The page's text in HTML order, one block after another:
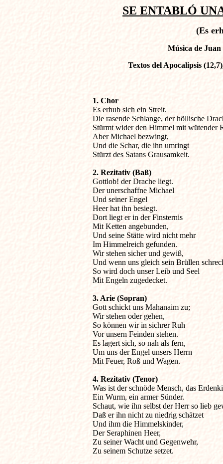
SE ENTABLÓ
(Es
Música de Juan
Textos del Apocalipsis
1. Chor
Es erhub sich ein Streit.
Die rasende Schlange, der höllische
Stürmt wider den Himmel mit wütender
Aber Michael bezwingt,
Und die Schar, die ihn umringt
Stürzt des Satans Grausamkeit.
2. Rezitativ (Baß)
Gottlob! der Drache liegt.
Der unerschaffne Michael
Und seiner Engel
Heer hat ihn besiegt.
Dort liegt er in der Finsternis
Mit Ketten angebunden,
Und seine Stätte wird nicht mehr
Im Himmelreich gefunden.
Wir stehen sicher und gewiß,
Und wenn uns gleich sein Brüllen
So wird doch unser Leib und Seel
Mit Engeln zugedecket.
3. Arie (Sopran)
Gott schickt uns Mahanaim zu;
Wir stehen oder gehen,
So können wir in sichrer Ruh
Vor unsern Feinden stehen.
Es lagert sich, so nah als fern,
Um uns der Engel unsers Herrn
Mit Feuer, Roß und Wagen.
4. Rezitativ (Tenor)
Was ist der schnöde Mensch, das
Ein Wurm, ein armer Sünder.
Schaut, wie ihn selbst der Herr so lieb
Daß er ihn nicht zu niedrig schätzet
Und ihm die Himmelskinder,
Der Seraphinen Heer,
Zu seiner Wacht und Gegenwehr,
Zu seinem Schutze setzet.